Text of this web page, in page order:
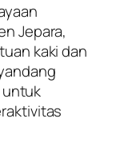
Jepara,
kaki dan
untuk